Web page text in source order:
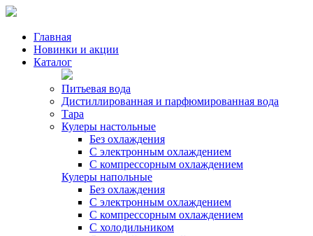
Главная
Новинки и акции
Каталог
Питьевая вода
Дистиллированная и парфюмированная вода
Тара
Кулеры настольные
Без охлаждения
С электронным охлаждением
С компрессорным охлаждением
Кулеры напольные
Без охлаждения
С электронным охлаждением
С компрессорным охлаждением
С холодильником